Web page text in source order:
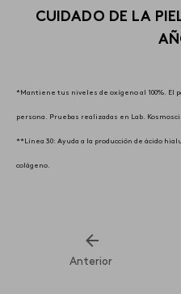
CUIDADO DE LA
*Mantiene tus niveles de oxígeno al 100%. El
persona. Pruebas realizadas en Lab.
**Línea 30: Ayuda a la producción de ácido
colágeno.
Anterior